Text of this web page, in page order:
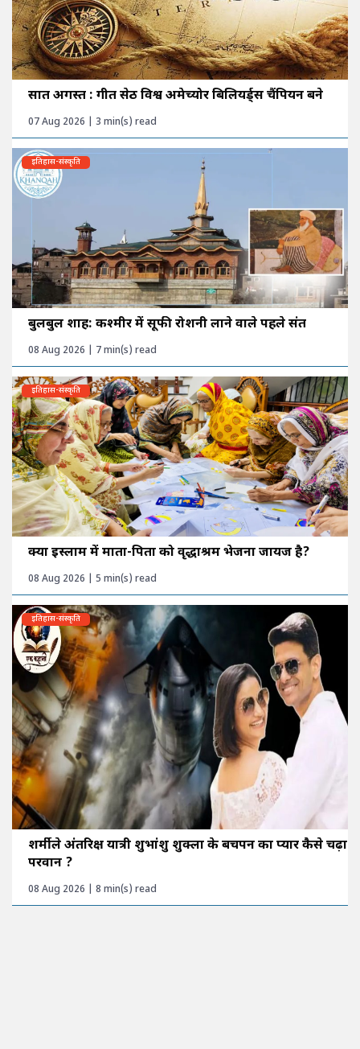
सात अगस्त : गीत सेठी विश्व अमेच्योर बिलियर्ड्स चैंपियन बने
07 Aug 2026 | 3 min(s) read
इतिहास-संस्कृति
बुलबुल शाह: कश्मीर में सूफी रोशनी लाने वाले पहले संत
08 Aug 2026 | 7 min(s) read
इतिहास-संस्कृति
क्या इस्लाम में माता-पिता को वृद्धाश्रम भेजना जायज है?
08 Aug 2026 | 5 min(s) read
इतिहास-संस्कृति
शर्मीले अंतरिक्ष यात्री शुभांशु शुक्ला के बचपन का प्यार कैसे चढ़ा
परवान ?
08 Aug 2026 | 8 min(s) read